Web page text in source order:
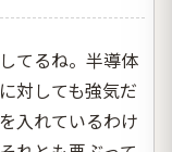
てるね。半導体
対しても強気だ
入れているわけ